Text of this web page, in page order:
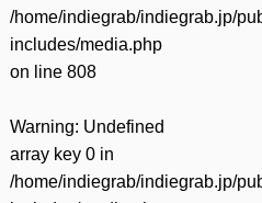
/home/indiegrab/indiegrab.jp/
includes/media.php
on line 808
Warning: Undefined
array key 0 in
/home/indiegrab/indiegrab.jp/